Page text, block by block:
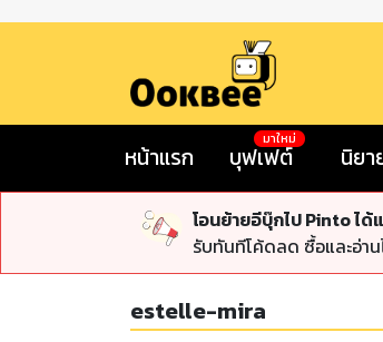
หน้าแรก บุฟเฟต์
มาใหม่
นิยา
โอนย้ายอีบุ๊กไป Pinto ได้
รับทันทีโค้ดลด ซื้อและอ่า
estelle-mira